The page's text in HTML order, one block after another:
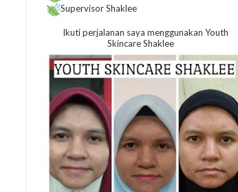
Supervisor Shaklee
Ikuti perjalanan saya menggunakan Youth
Skincare Shaklee